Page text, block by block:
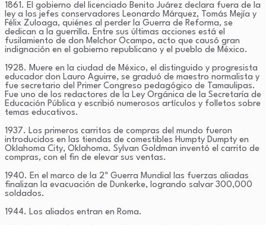
1861. El gobierno del licenciado Benito Juárez declara fuera de la
ley a los jefes conservadores Leonardo Márquez, Tomás Mejía y
Félix Zuloaga, quiénes al perder la Guerra de Reforma, se
dedican a la guerrilla. Entre sus últimas acciones está el
fusilamiento de don Melchor Ocampo, acto que causó gran
indignación en el gobierno republicano y el pueblo de México.
1928. Muere en la ciudad de México, el distinguido y progresista
educador don Lauro Aguirre, se graduó de maestro normalista y
fue secretario del Primer Congreso pedagógico de Tamaulipas.
Fue uno de los redactores de la Ley Orgánica de la Secretaría de
Educación Pública y escribió numerosos artículos y folletos sobre
temas educativos.
1937. Los primeros carritos de compras del mundo fueron
introducidos en las tiendas de comestibles Humpty Dumpty en
Oklahoma City, Oklahoma. Sylvan Goldman inventó el carrito de
compras, con el fin de elevar sus ventas.
1940. En el marco de la 2ª Guerra Mundial las fuerzas aliadas
finalizan la evacuación de Dunkerke, logrando salvar 300,000
soldados.
1944. Los aliados entran en Roma.